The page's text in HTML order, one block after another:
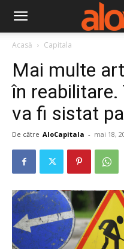
Acasă Capitala
Mai multe
în
va fi sistat
De către AloCapitala - mai 18,